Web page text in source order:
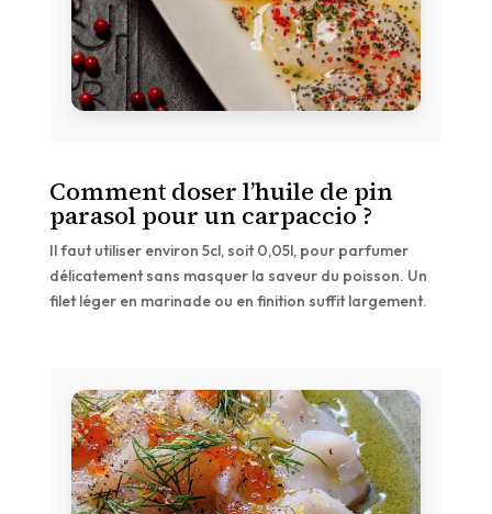
Comment doser l’huile de pin
parasol pour un carpaccio ?
Il faut utiliser environ 5cl, soit 0,05l, pour parfumer
délicatement sans masquer la saveur du poisson. Un
filet léger en marinade ou en finition suffit largement.